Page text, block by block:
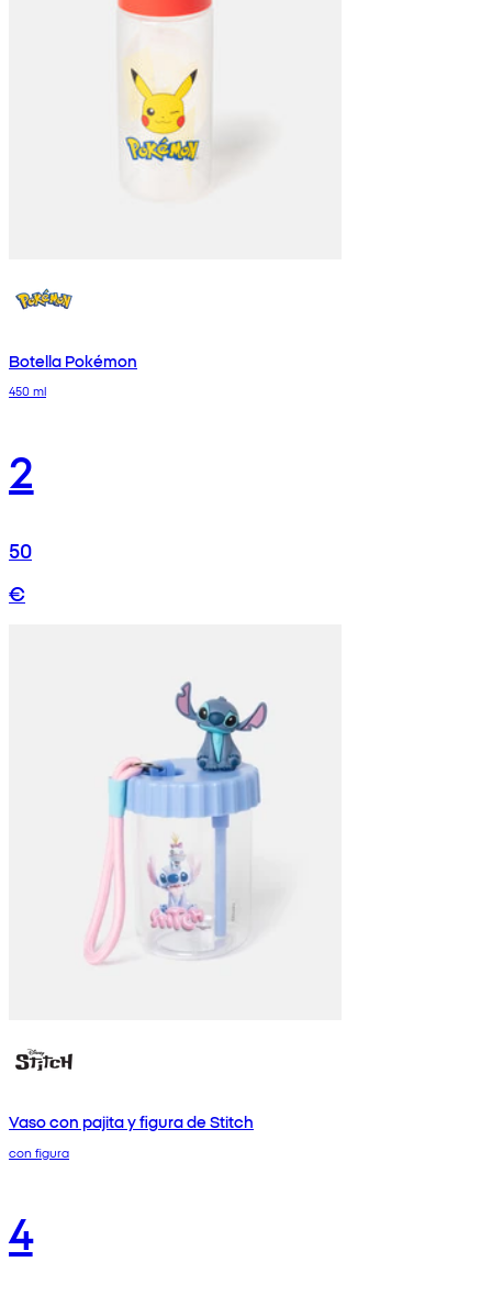
Botella Pokémon
450 ml
2
50
€
Vaso con pajita y figura de Stitch
con figura
4